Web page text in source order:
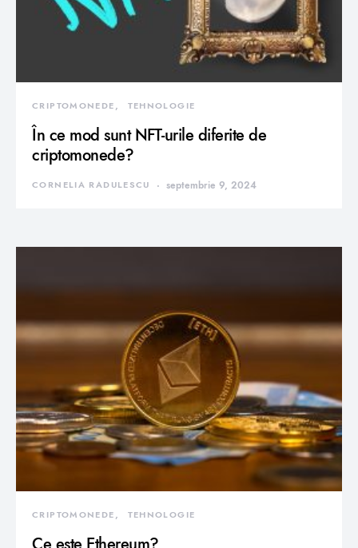
CRIPTOMONEDE TEHNOLOGIE
În ce mod sunt NFT-urile diferite de
criptomonede?
CORNELIA RADULESCU septembrie 9, 2024
CRIPTOMONEDE TEHNOLOGIE